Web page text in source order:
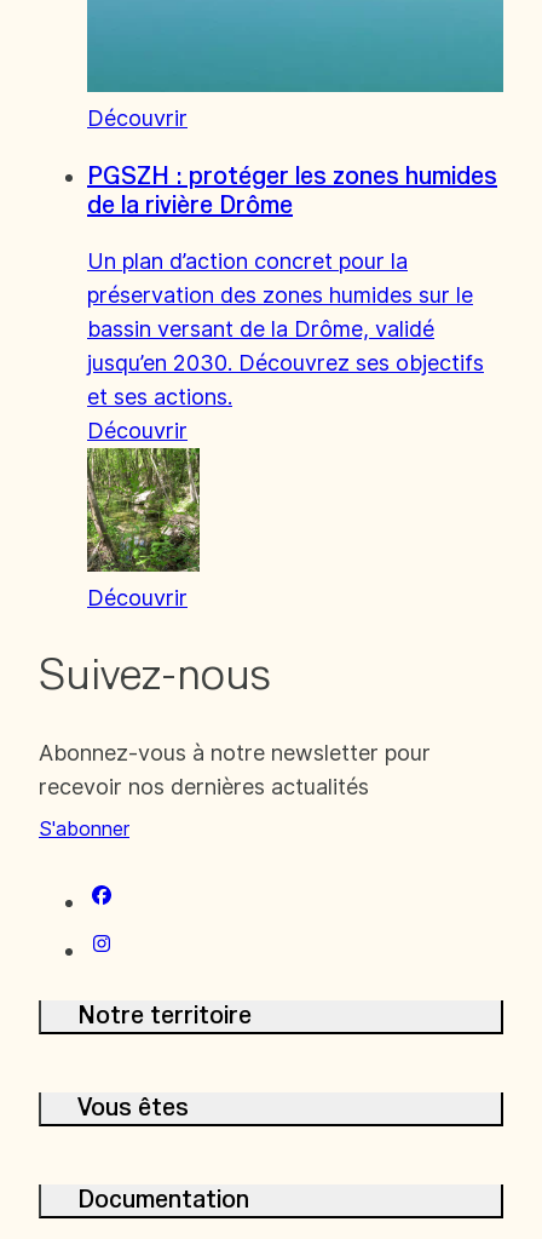
Découvrir
PGSZH : protéger les zones humides
de la rivière Drôme
Un plan d’action concret pour la
préservation des zones humides sur le
bassin versant de la Drôme, validé
jusqu’en 2030. Découvrez ses objectifs
et ses actions.
Découvrir
Découvrir
Suivez-nous
Abonnez-vous à notre newsletter pour
recevoir nos dernières actualités
S'abonner
Notre territoire
Le bassin versant de la Drôme
Les enjeux
Vous êtes
Habitant
Riverain
Documentation